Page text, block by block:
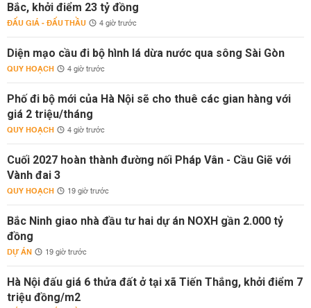
Bắc, khởi điểm 23 tỷ đồng
ĐẤU GIÁ - ĐẤU THẦU 4 giờ trước
Diện mạo cầu đi bộ hình lá dừa nước qua sông Sài Gòn
QUY HOẠCH 4 giờ trước
Phố đi bộ mới của Hà Nội sẽ cho thuê các gian hàng với
giá 2 triệu/tháng
QUY HOẠCH 4 giờ trước
Cuối 2027 hoàn thành đường nối Pháp Vân - Cầu Giẽ với
Vành đai 3
QUY HOẠCH 19 giờ trước
Bắc Ninh giao nhà đầu tư hai dự án NOXH gần 2.000 tỷ
đồng
DỰ ÁN 19 giờ trước
Hà Nội đấu giá 6 thửa đất ở tại xã Tiến Thắng, khởi điểm 7
triệu đồng/m2